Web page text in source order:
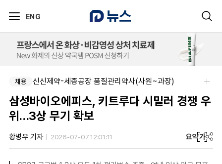
ENG
채용 신신제약-세종공장 품질관리약사(사원~과장)
삼성바이오에피스, 키트루다 시밀러 경쟁 우
위…3상 무기 확보
황병우 기자 2026-07-07 12:01:11 요약가